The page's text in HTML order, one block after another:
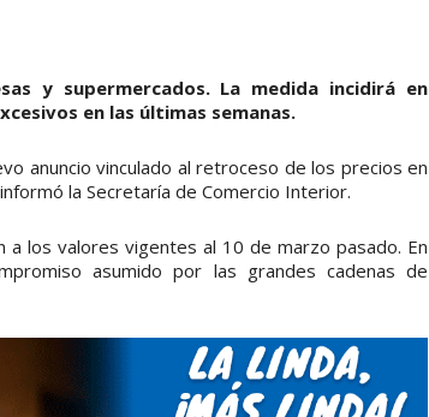
y supermercados. La medida incidirá en
en las últimas semanas.
anuncio vinculado al retroceso de los precios en
la Secretaría de Comercio Interior.
los valores vigentes al 10 de marzo pasado. En
asumido por las grandes cadenas de